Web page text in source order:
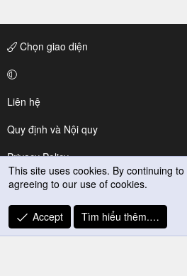
Chọn giao diện
Liên hệ
Quy định và Nội quy
Privacy Policy
Trợ giúp
R
S
This site uses cookies. By continuing
agreeing to our use of cookies.
Accept Tìm hiểu thêm.…